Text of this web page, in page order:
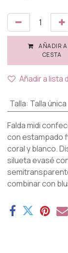
AÑADIR
CESTA
Añadir a lista
Talla: Talla única
Falda midi
con estampado
coral y blanco.
silueta evasé
combinar con